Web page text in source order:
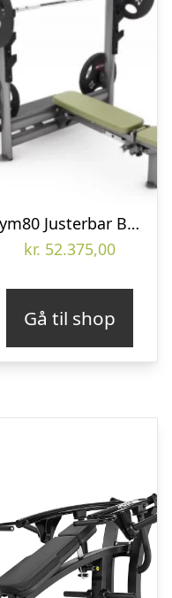
gym80 Justerbar Bænkpres – fleksibel træningsbænk med mange indstillingsmuligheder
kr. 52.375,00
Gå til shop